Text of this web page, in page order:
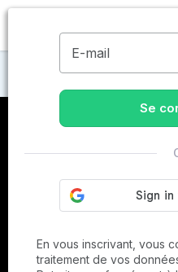
Maisons de retraite à
E-mail
Se
En vous inscrivant, vous
traitement de vos